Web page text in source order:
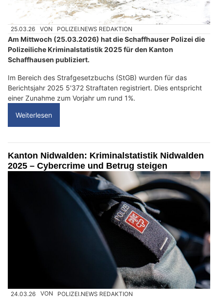
25.03.26 VON POLIZEI.NEWS REDAKTION
Am Mittwoch (25.03.2026) hat die Schaffhauser Polizei die
Polizeiliche Kriminalstatistik 2025 für den Kanton
Schaffhausen publiziert.
Im Bereich des Strafgesetzbuchs (StGB) wurden für das
Berichtsjahr 2025 5'372 Straftaten registriert. Dies entspricht
einer Zunahme zum Vorjahr um rund 1%.
Weiterlesen
Kanton Nidwalden: Kriminalstatistik Nidwalden
2025 – Cybercrime und Betrug steigen
24.03.26 VON POLIZEI.NEWS REDAKTION